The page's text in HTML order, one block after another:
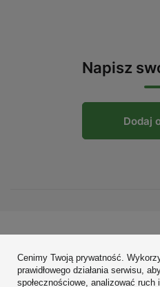
Napisz
Dodaj
Konto
Cenimy Twoją prywatność.
prawidłowego działania serwisu,
społecznościowe, analizować ruch